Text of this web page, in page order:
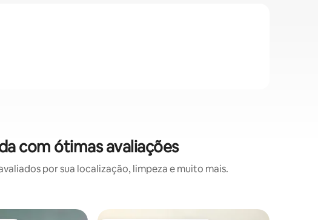
com ótimas avaliações
por sua localização, limpeza e muito mais.